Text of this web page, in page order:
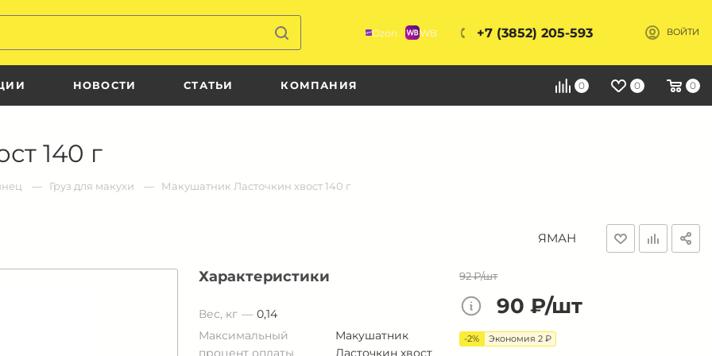
Ozon WB +7 (3852) 205-593 ВОЙТИ
НОВОСТИ СТАТЬИ КОМПАНИЯ 0 0 0
140 г
Груз для макухи Макушатник Ласточкин хвост 140 г
ЯМАН
Характеристики
Вес, кг
0,14
Максимальный
Макушатник
92 ₽/шт
90 ₽/шт
-2% Экономия 2 ₽